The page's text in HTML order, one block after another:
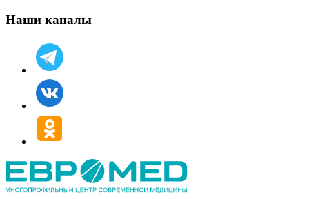
Наши каналы